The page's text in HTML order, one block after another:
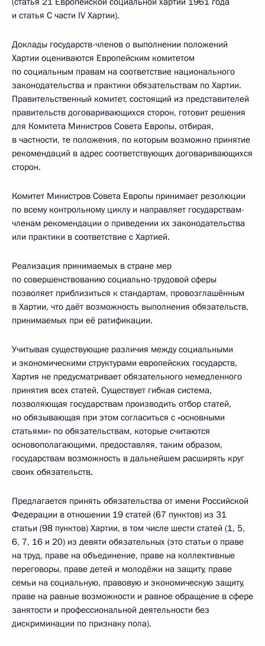
и статья С части IV Хартии).
Доклады государств-членов о выполнении положений
Хартии оцениваются Европейским комитетом
по социальным правам на соответствие национального
законодательства и практики обязательствам по Хартии.
Правительственный комитет, состоящий из представителей
правительств договаривающихся сторон, готовит решения
для Комитета Министров Совета Европы, отбирая,
в частности, те положения, по которым возможно принятие
рекомендаций в адрес соответствующих договаривающихся
сторон.
Комитет Министров Совета Европы принимает резолюции
по всему контрольному циклу и направляет государствам-
членам рекомендации о приведении их законодательства
или практики в соответствие с Хартией.
Реализация принимаемых в стране мер
по совершенствованию социально-трудовой сферы
позволяет приблизиться к стандартам, провозглашённым
в Хартии, что даёт возможность выполнения обязательств,
принимаемых при её ратификации.
Учитывая существующие различия между социальными
и экономическими структурами европейских государств,
Хартия не предусматривает обязательного немедленного
принятия всех статей. Существует гибкая система,
позволяющая государствам производить отбор статей,
но обязывающая при этом согласиться с «основными
статьями» по обязательствам, которые считаются
основополагающими, предоставляя, таким образом,
государствам возможность в дальнейшем расширять круг
своих обязательств.
Предлагается принять обязательства от имени Российской
Федерации в отношении 19 статей (67 пунктов) из 31
статьи (98 пунктов) Хартии, в том числе шести статей (1, 5,
6, 7, 16 и 20) из девяти обязательных (это статьи о праве
на труд, праве на объединение, праве на коллективные
переговоры, праве детей и молодёжи на защиту, праве
семьи на социальную, правовую и экономическую защиту,
праве на равные возможности и равное обращение в сфере
занятости и профессиональной деятельности без
дискриминации по признаку пола).